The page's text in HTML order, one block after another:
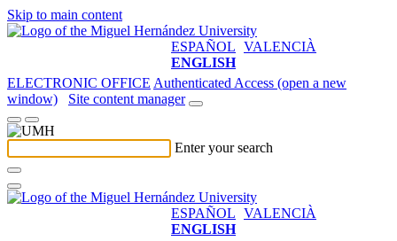
Skip to main content
ESPAÑOL VALENCIÀ
ENGLISH
ELECTRONIC OFFICE Authenticated Access (open a new
window)
Site content manager
Enter your search
ESPAÑOL VALENCIÀ
ENGLISH